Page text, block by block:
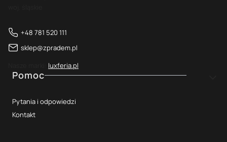
+48 781 520 111
sklep@zpradem.pl
luxferia.pl
Linki w stopce
Pomoc
Pytania i odpowiedzi
Kontakt